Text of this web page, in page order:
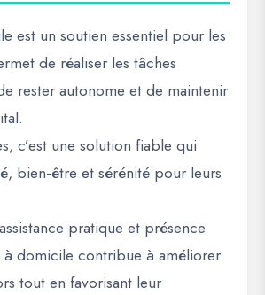
est un soutien essentiel pour les
de réaliser les tâches
rester autonome et de maintenir
c’est une solution fiable qui
bien-être et sérénité pour leurs
pratique et présence
à domicile contribue à améliorer
tout en favorisant leur